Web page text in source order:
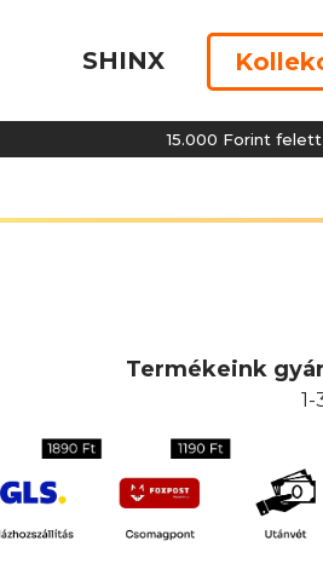
SHINX
15.000 Forint felett ingyenes
Termékeink